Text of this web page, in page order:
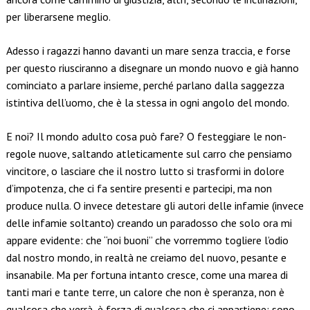
per liberarsene meglio.
Adesso i ragazzi hanno davanti un mare senza traccia, e forse
per questo riusciranno a disegnare un mondo nuovo e già hanno
cominciato a parlare insieme, perché parlano dalla saggezza
istintiva dell’uomo, che è la stessa in ogni angolo del mondo.
E noi? Il mondo adulto cosa può fare? O festeggiare le non-
regole nuove, saltando atleticamente sul carro che pensiamo
vincitore, o lasciare che il nostro lutto si trasformi in dolore
d’impotenza, che ci fa sentire presenti e partecipi, ma non
produce nulla. O invece detestare gli autori delle infamie (invece
delle infamie soltanto) creando un paradosso che solo ora mi
appare evidente: che “noi buoni” che vorremmo togliere l’odio
dal nostro mondo, in realtà ne creiamo del nuovo, pesante e
insanabile. Ma per fortuna intanto cresce, come una marea di
tanti mari e tante terre, un calore che non è speranza, non è